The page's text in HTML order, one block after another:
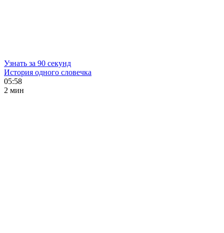
Узнать за 90 секунд
История одного словечка
05:58
2 мин